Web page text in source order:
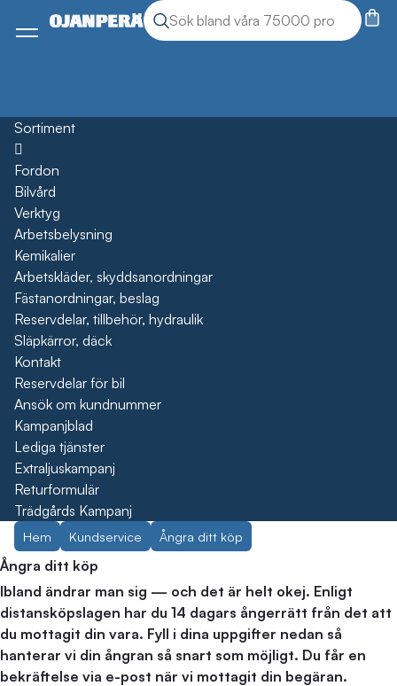
Sök produkter
Sök
Meny
Sortiment
Öppna
Fordon
Bilvård
Verktyg
Arbetsbelysning
Kemikalier
Arbetskläder, skyddsanordningar
Fästanordningar, beslag
Reservdelar, tillbehör, hydraulik
Släpkärror, däck
Kontakt
Reservdelar för bil
Ansök om kundnummer
Kampanjblad
Lediga tjänster
Extraljuskampanj
Returformulär
Trädgårds Kampanj
Hem Kundservice Ångra ditt köp
Ångra ditt köp
Ibland ändrar man sig — och det är helt okej. Enligt
distansköpslagen har du 14 dagars ångerrätt från det att
du mottagit din vara. Fyll i dina uppgifter nedan så
hanterar vi din ångran så snart som möjligt. Du får en
bekräftelse via e-post när vi mottagit din begäran.